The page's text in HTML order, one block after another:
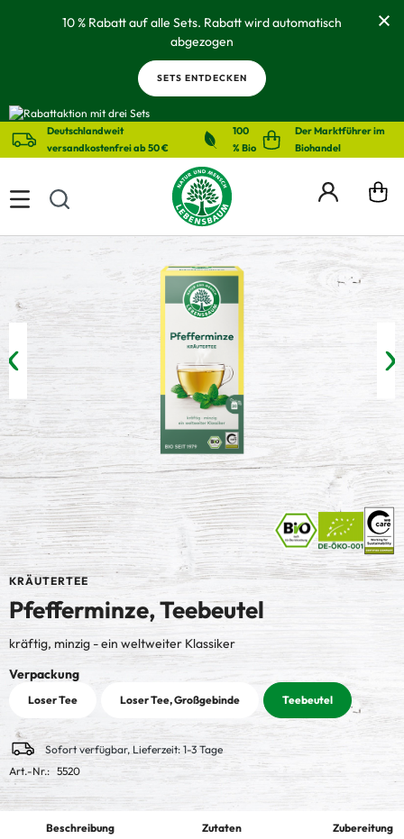
springen10 % Rabatt auf alle Sets. Rabatt wird automatisch
abgezogen
SETS ENTDECKEN
Deutschlandweit
versandkostenfrei ab 50 €
100
% Bio
Der Marktführer im
Biohandel
KRÄUTERTEE
Pfefferminze, Teebeutel
kräftig, minzig - ein weltweiter Klassiker
Verpackungauswählen
Loser Tee Loser Tee, Großgebinde Teebeutel
Sofort verfügbar, Lieferzeit: 1-3 Tage
Art.-Nr.: 5520
Beschreibung Zutaten Zubereitung